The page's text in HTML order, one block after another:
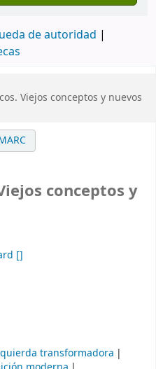
de autoridad
Viejos conceptos y nuevos
conceptos y
[]
transformadora